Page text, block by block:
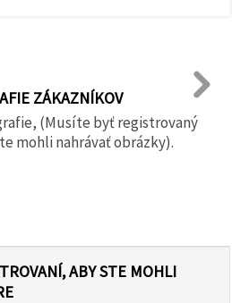
ZÁKAZNÍKOV
(Musíte byť registrovaný
mohli nahrávať obrázky).
ABY STE MOHLI